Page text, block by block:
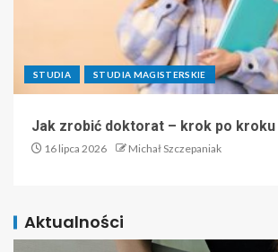
STUDIA STUDIA MAGISTERSKIE
Jak zrobić doktorat – krok po kroku
16 lipca 2026 Michał Szczepaniak
Aktualności